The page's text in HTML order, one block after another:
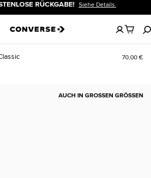
RÜCKGABE! Siehe Details.
Keine
artikel
in
70,00 €
AUCH IN GROSSEN GRÖSSEN